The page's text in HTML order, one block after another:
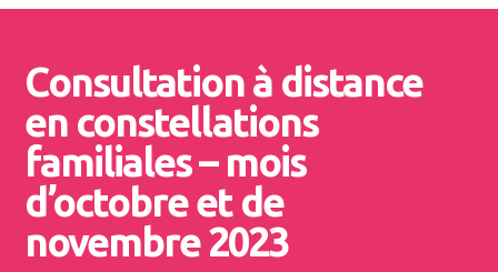
Consultation à distance
en constellations
familiales – mois
d’octobre et de
novembre 2023